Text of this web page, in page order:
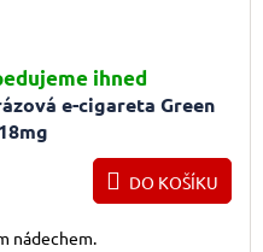
e-cigareta Green
5,0 z 5 hvězdiček.
ihned
DO KOŠÍKU
nádechem.